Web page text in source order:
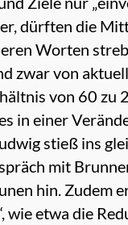
dürften die
Worten
zwar von
von 60 zu
in einer
stieß ins
mit
hin. Zudem
wie etwa die